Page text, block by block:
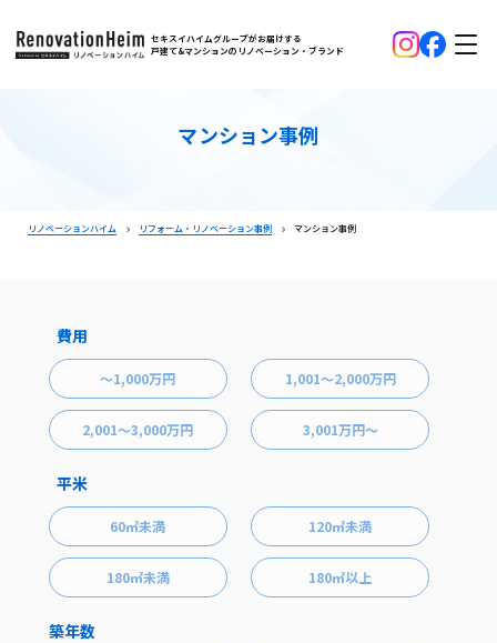
セキスイハイムグループがお届けする
戸建て&マンションのリノベーション・ブランド
マンション事例
リノベーションハイム リフォーム・リノベーション事例 マンション事例
費用
～1,000万円 1,001～2,000万円
2,001～3,000万円 3,001万円～
平米
60㎡未満 120㎡未満
180㎡未満 180㎡以上
築年数